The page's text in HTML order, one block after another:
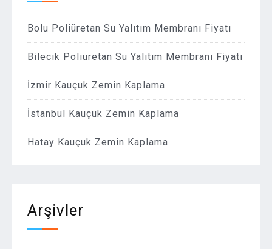
Bolu Poliüretan Su Yalıtım Membranı Fiyatı
Bilecik Poliüretan Su Yalıtım Membranı Fiyatı
İzmir Kauçuk Zemin Kaplama
İstanbul Kauçuk Zemin Kaplama
Hatay Kauçuk Zemin Kaplama
Arşivler